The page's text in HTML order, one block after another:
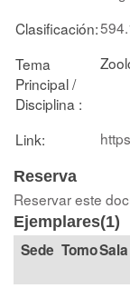
Clasificación:
Tema
Principal /
Disciplina :
Link:
Reserva
Reservar este
Ejemplares(1)
TomoSala